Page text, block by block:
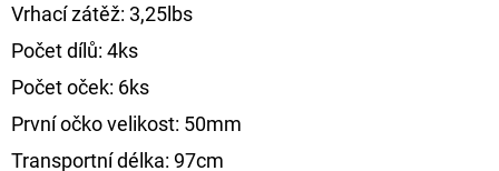
Vrhací zátěž: 3,25lbs
Počet dílů: 4ks
Počet oček: 6ks
První očko velikost: 50mm
Transportní délka: 97cm